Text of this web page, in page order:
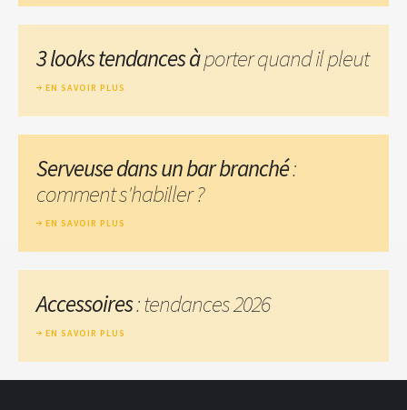
3 looks tendances àporter quand il pleut
EN SAVOIR PLUS
Serveuse dans un bar branché:
comment s'habiller ?
EN SAVOIR PLUS
Accessoires: tendances 2026
EN SAVOIR PLUS